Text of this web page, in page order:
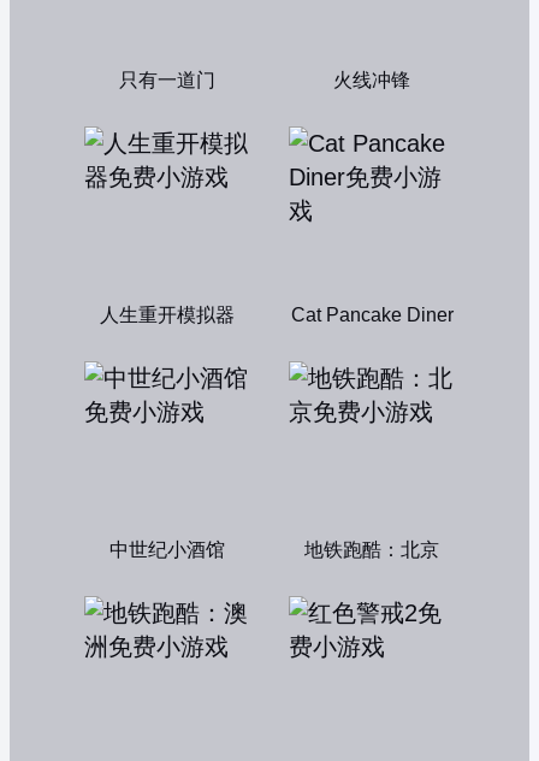
只有一道门 火线冲锋
人生重开模拟器 Cat Pancake Diner
中世纪小酒馆 地铁跑酷：北京